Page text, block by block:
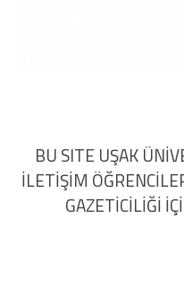
BU SITE UŞAK
İLETİŞİM
GAZETİCİLİĞİ